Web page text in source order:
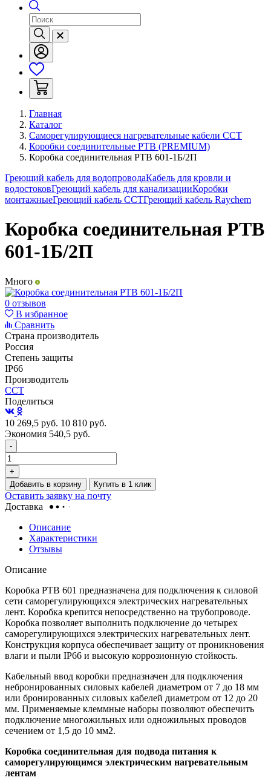
Главная
Каталог
Саморегулирующиеся нагревательные кабели ССТ
Коробки соединительные РТВ (PREMIUM)
Коробка соединительная РТВ 601-1Б/2П
Греющий кабель для водопроводаКабель для кровли и
водостоковГреющий кабель для канализацииКоробки
монтажныеГреющий кабель ССТГреющий кабель Raychem
Коробка соединительная РТВ
601-1Б/2П
Много
0 отзывов
В избранное
Сравнить
Страна производитель
Россия
Степень защиты
IP66
Производитель
ССТ
Поделиться
10 269,5 руб. 10 810 руб.
Экономия 540,5 руб.
-
+
Добавить в корзину
Купить в 1 клик
Оставить заявку на почту
Доставка
Описание
Характеристики
Отзывы
Описание
Коробка РТВ 601 предназначена для подключения к силовой
сети саморегулирующихся электрических нагревательных
лент. Коробка крепится непосредственно на трубопроводе.
Коробка позволяет выполнить подключение до четырех
саморегулирующихся электрических нагревательных лент.
Конструкция корпуса обеспечивает защиту от проникновения
влаги и пыли IP66 и высокую коррозионную стойкость.
Кабельный ввод коробки предназначен для подключения
небронированных силовых кабелей диаметром от 7 до 18 мм
или бронированных силовых кабелей диаметром от 12 до 20
мм. Применяемые клеммные наборы позволяют обеспечить
подключение многожильных или одножильных проводов
сечением от 1,5 до 10 мм2.
Коробка соединительная для подвода питания к
саморегулирующимся электрическим нагревательным
лентам